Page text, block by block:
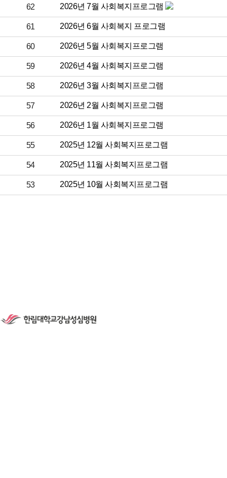
62 2026년 7월 사회복지프로그램
61 2026년 6월 사회복지 프로그램
60 2026년 5월 사회복지프로그램
59 2026년 4월 사회복지프로그램
58 2026년 3월 사회복지프로그램
57 2026년 2월 사회복지프로그램
56 2026년 1월 사회복지프로그램
55 2025년 12월 사회복지프로그램
54 2025년 11월 사회복지프로그램
53 2025년 10월 사회복지프로그램